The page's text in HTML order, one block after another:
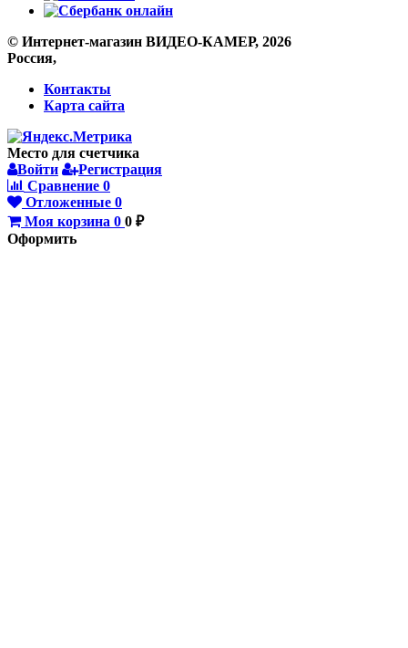
© Интернет-магазин ВИДЕО-КАМЕР, 2026
Россия,
Контакты
Карта сайта
Место для счетчика
Войти
Регистрация
Сравнение 0
Отложенные 0
Моя корзина 0 0 ₽
Оформить